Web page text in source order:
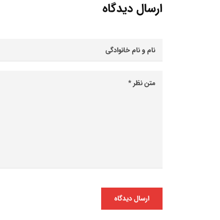
ارسال دیدگاه
ارسال دیدگاه